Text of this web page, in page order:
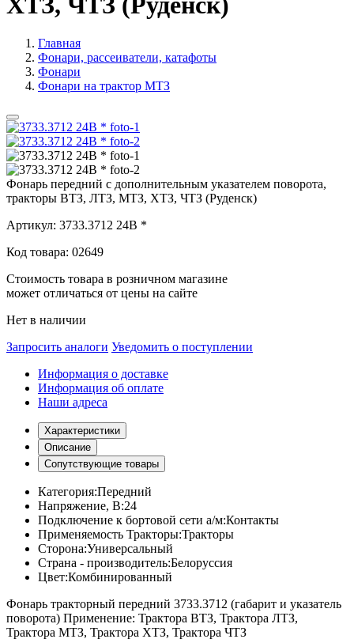
Главная
Фонари, рассеиватели, катафоты
Фонари
Фонари на трактор МТЗ
Фонарь передний с дополнительным указателем поворота,
тракторы ВТЗ, ЛТЗ, МТЗ, ХТЗ, ЧТЗ (Руденск)
Артикул: 3733.3712 24В *
Код товара: 02649
Стоимость товара в розничном магазине
может отличаться от цены на сайте
Нет в наличии
Запросить аналоги Уведомить о поступлении
Информация о доставке
Информация об оплате
Наши адреса
Характеристики
Описание
Сопутствующие товары
Категория:Передний
Напряжение, В:24
Подключение к бортовой сети а/м:Контакты
Применяемость Тракторы:Тракторы
Сторона:Универсальный
Страна - производитель:Белоруссия
Цвет:Комбинированный
Фонарь тракторный передний 3733.3712 (габарит и указатель
поворота) Применение: Трактора ВТЗ, Трактора ЛТЗ,
Трактора МТЗ, Трактора ХТЗ, Трактора ЧТЗ